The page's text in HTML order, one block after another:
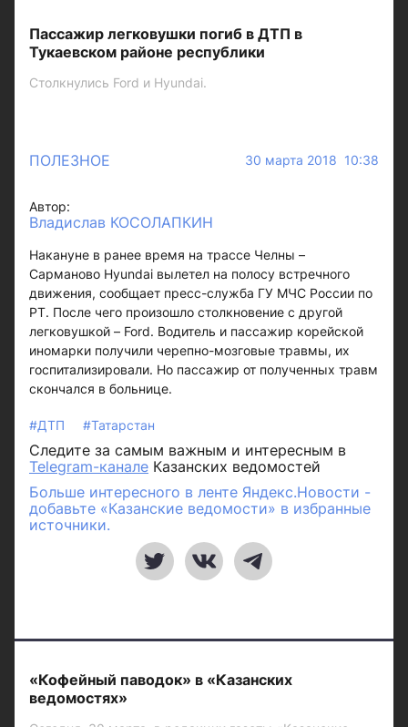
Пассажир легковушки погиб в ДТП в
Тукаевском районе республики
Столкнулись Ford и Hyundai.
ПОЛЕЗНОЕ 30 марта 2018 10:38
Автор:
Владислав КОСОЛАПКИН
Накануне в ранее время на трассе Челны –
Сарманово Hyundai вылетел на полосу встречного
движения, сообщает пресс-служба ГУ МЧС России по
РТ. После чего произошло столкновение с другой
легковушкой – Ford. Водитель и пассажир корейской
иномарки получили черепно-мозговые травмы, их
госпитализировали. Но пассажир от полученных травм
скончался в больнице.
#ДТП #Татарстан
Следите за самым важным и интересным в
Telegram-канале Казанских ведомостей
Больше интересного в ленте Яндекс.Новости -
добавьте «Казанские ведомости» в избранные
источники.
«Кофейный паводок» в «Казанских
ведомостях»